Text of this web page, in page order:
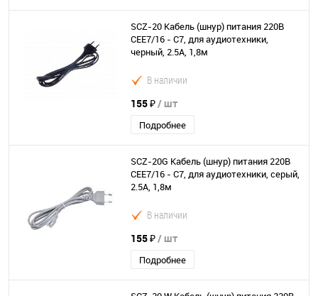
SCZ-20 Кабель (шнур) питания 220В
CEE7/16 - C7, для аудиотехники,
черный, 2.5А, 1,8м
В наличии
155 ₽/ шт
Подробнее
SCZ-20G Кабель (шнур) питания 220В
CEE7/16 - C7, для аудиотехники, серый,
2.5А, 1,8м
В наличии
155 ₽/ шт
Подробнее